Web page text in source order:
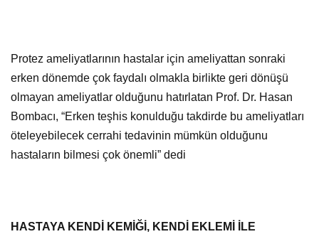
Protez ameliyatlarının hastalar için ameliyattan sonraki
erken dönemde çok faydalı olmakla birlikte geri dönüşü
olmayan ameliyatlar olduğunu hatırlatan Prof. Dr. Hasan
Bombacı, “Erken teşhis konulduğu takdirde bu ameliyatları
öteleyebilecek cerrahi tedavinin mümkün olduğunu
hastaların bilmesi çok önemli” dedi
HASTAYA KENDİ KEMİĞİ, KENDİ EKLEMİ İLE